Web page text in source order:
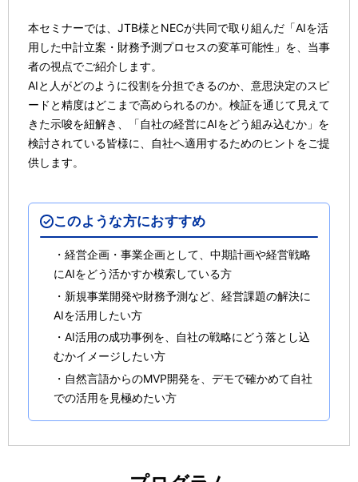
本セミナーでは、JTB様とNECが共同で取り組んだ「AIを活
用した中計立案・財務予測プロセスの変革可能性」を、当事
者の視点でご紹介します。
AIと人がどのように役割を分担できるのか、意思決定のスピ
ードと精度はどこまで高められるのか。検証を通じて見えて
きた示唆を紐解き、「自社の経営にAIをどう組み込むか」を
検討されている皆様に、自社へ適用するためのヒントをご提
供します。​
✓ このような方におすすめ
・経営企画・事業企画として、中期計画や経営戦略
にAIをどう活かすか模索している方
・新規事業開発や財務予測など、経営課題の解決に
AIを活用したい方
・AI活用の成功事例を、自社の戦略にどう落とし込
むかイメージしたい方
・自然言語からのMVP開発を、デモで確かめて自社
での活用を見極めたい方